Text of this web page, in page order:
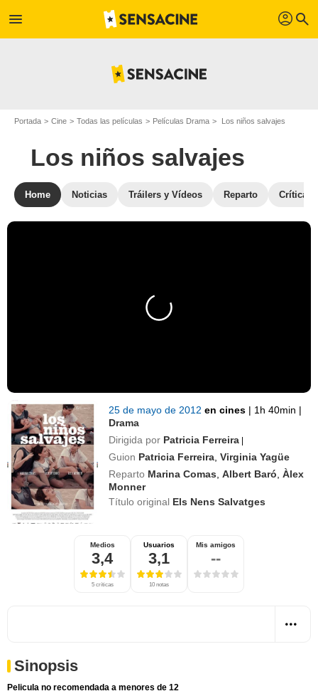
menu profil search
Portada Cine Todas las películas Películas Drama Los niños salvajes
Los niños salvajes
Home Noticias Tráilers y Vídeos Reparto Críticas
25 de mayo de 2012en cines | 1h 40min |
Drama
Dirigida por Patricia Ferreira |
Guion Patricia Ferreira ,Virginia Yagüe
Reparto Marina Comas ,Albert Baró ,Àlex
Monner
Título original Els Nens Salvatges
Medios
3,4
5 críticas
Usuarios
3,1
10 notas
Mis amigos
--
Sinopsis
Pelicula no recomendada a menores de 12